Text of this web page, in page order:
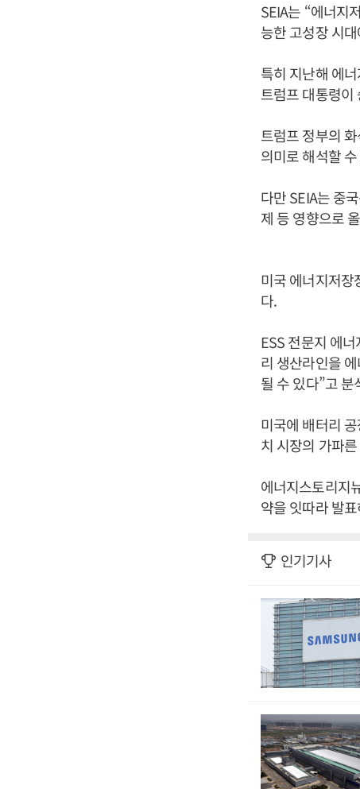
SEIA는 “에너지
능한 고성장 시
특히 지난해 에
트럼프 대통령이
트럼프 정부의
의미로 해석할
다만 SEIA는 중
제 등 영향으로
미국 에너지저장
다.
ESS 전문지 에
리 생산라인을
될 수 있다”고 분
미국에 배터리
치 시장의 가파
에너지스토리지
약을 잇따라 발
인기기사